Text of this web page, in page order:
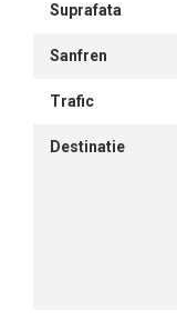
Suprafata
Sanfren
Trafic
Destinatie